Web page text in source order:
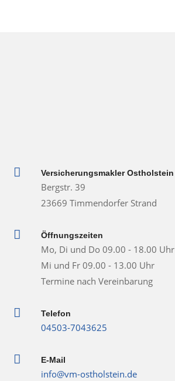
 Versicherungsmakler Ostholstein
Bergstr. 39
23669 Timmendorfer Strand
 Öffnungszeiten
Mo, Di und Do 09.00 - 18.00 Uhr
Mi und Fr 09.00 - 13.00 Uhr
Termine nach Vereinbarung
 Telefon
04503-7043625
 E-Mail
info@vm-ostholstein.de